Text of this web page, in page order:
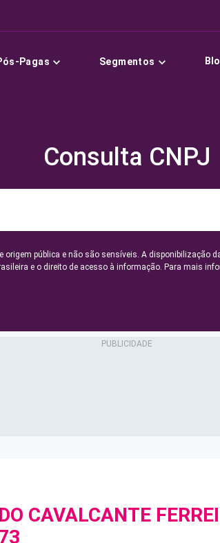
Pagas Segmentos
Consulta CNPJ
origem pública e não são sensíveis. A disponibilização
e o direito de acesso à informação. Para mais
CAVALCANTE